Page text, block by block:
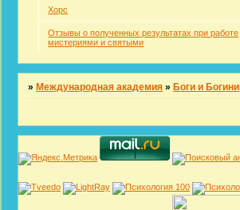
Хорс
Отзывы о полученных результатах при работе
мистериями и святыми
»Международная академия »Боги и Богини